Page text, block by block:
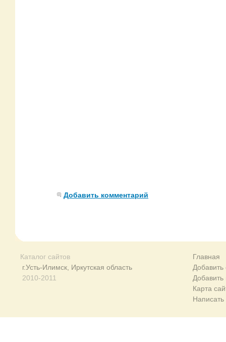
Добавить комментарий
Каталог сайтов
г.Усть-Илимск, Иркутская область
2010-2011
Главная
Добавить
Карта